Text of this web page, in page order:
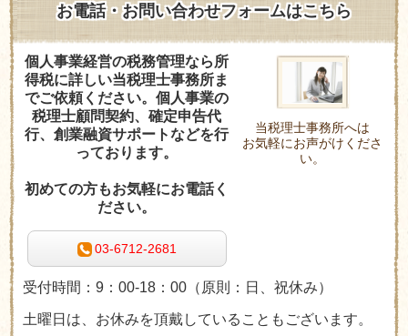
お電話・お問い合わせフォームはこちら
当税理士事務所へは
お気軽にお声がけくださ
い。
個人事業経営の税務管理なら所
得税に詳しい当税理士事務所ま
でご依頼ください。個人事業の
税理士顧問契約、確定申告代
行、創業融資サポートなどを行
っております。
初めての方もお気軽にお電話く
ださい。
03-6712-2681
受付時間：9：00-18：00 （原則：日、祝休み）
土曜日は、お休みを頂戴していることもございます。